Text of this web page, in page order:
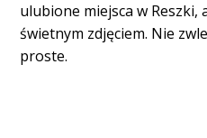
ulubione miejsca w Reszki,
świetnym zdjęciem. Nie
proste.